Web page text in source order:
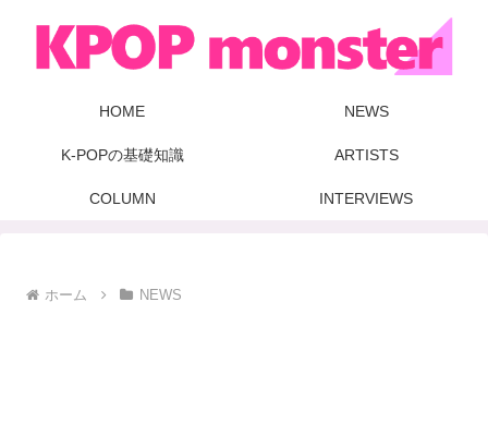
HOME NEWS
K-POPの基礎知識 ARTISTS
COLUMN INTERVIEWS
ホーム NEWS